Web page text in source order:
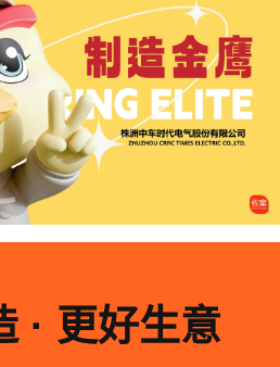
· 更好生意